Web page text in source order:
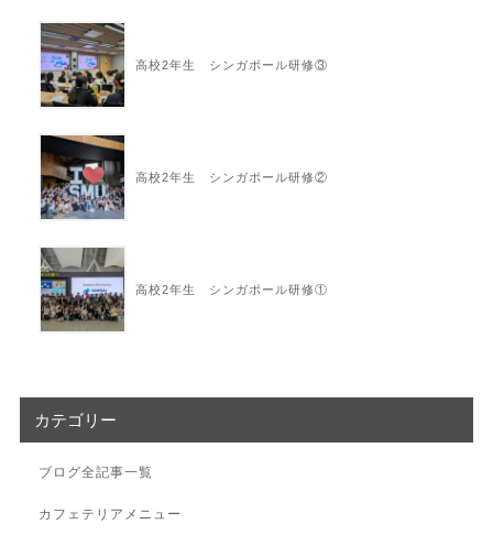
高校2年生 シンガポール研修③
高校2年生 シンガポール研修②
高校2年生 シンガポール研修①
カテゴリー
ブログ全記事一覧
カフェテリアメニュー